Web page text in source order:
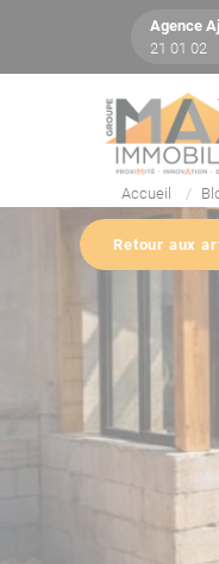
Agence
21 01 02
Accueil
Retour aux
Panneau de gestion des